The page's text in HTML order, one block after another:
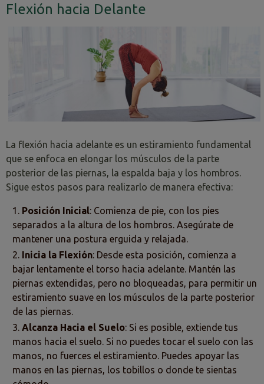
Flexión hacia Delante
La flexión hacia adelante es un estiramiento fundamental
que se enfoca en elongar los músculos de la parte
posterior de las piernas, la espalda baja y los hombros.
Sigue estos pasos para realizarlo de manera efectiva:
Posición Inicial: Comienza de pie, con los pies
separados a la altura de los hombros. Asegúrate de
mantener una postura erguida y relajada.
Inicia la Flexión: Desde esta posición, comienza a
bajar lentamente el torso hacia adelante. Mantén las
piernas extendidas, pero no bloqueadas, para permitir un
estiramiento suave en los músculos de la parte posterior
de las piernas.
Alcanza Hacia el Suelo: Si es posible, extiende tus
manos hacia el suelo. Si no puedes tocar el suelo con las
manos, no fuerces el estiramiento. Puedes apoyar las
manos en las piernas, los tobillos o donde te sientas